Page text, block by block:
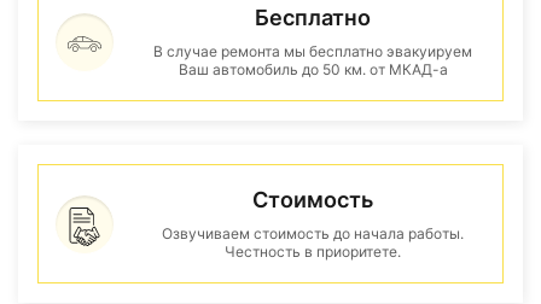
Бесплатно
В случае ремонта мы бесплатно эвакуируем
Ваш автомобиль до 50 км. от МКАД-а
Стоимость
Озвучиваем стоимость до начала работы.
Честность в приоритете.